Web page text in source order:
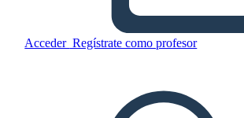
Acceder Regístrate como profesor
Copie este guión gráfico
JUEGO DE DIAPOSITIVAS